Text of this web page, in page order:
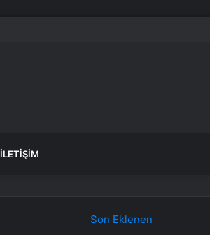
İLETIŞIM
Son Eklenen